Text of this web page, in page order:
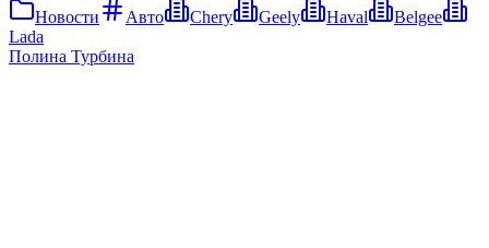
Новости Авто Chery Geely Haval
Belgee
Lada
Полина Турбина